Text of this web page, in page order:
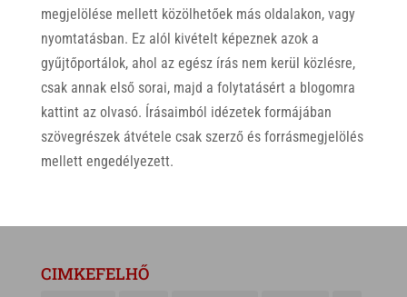
megjelölése mellett közölhetőek más oldalakon, vagy
nyomtatásban. Ez alól kivételt képeznek azok a
gyűjtőportálok, ahol az egész írás nem kerül közlésre,
csak annak első sorai, majd a folytatásért a blogomra
kattint az olvasó. Írásaimból idézetek formájában
szövegrészek átvétele csak szerző és forrásmegjelölés
mellett engedélyezett.
CIMKEFELHŐ